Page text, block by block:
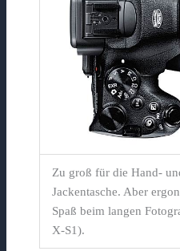
Zu groß für die Hand-
Jackentasche. Aber
Spaß beim langen
X-S1).